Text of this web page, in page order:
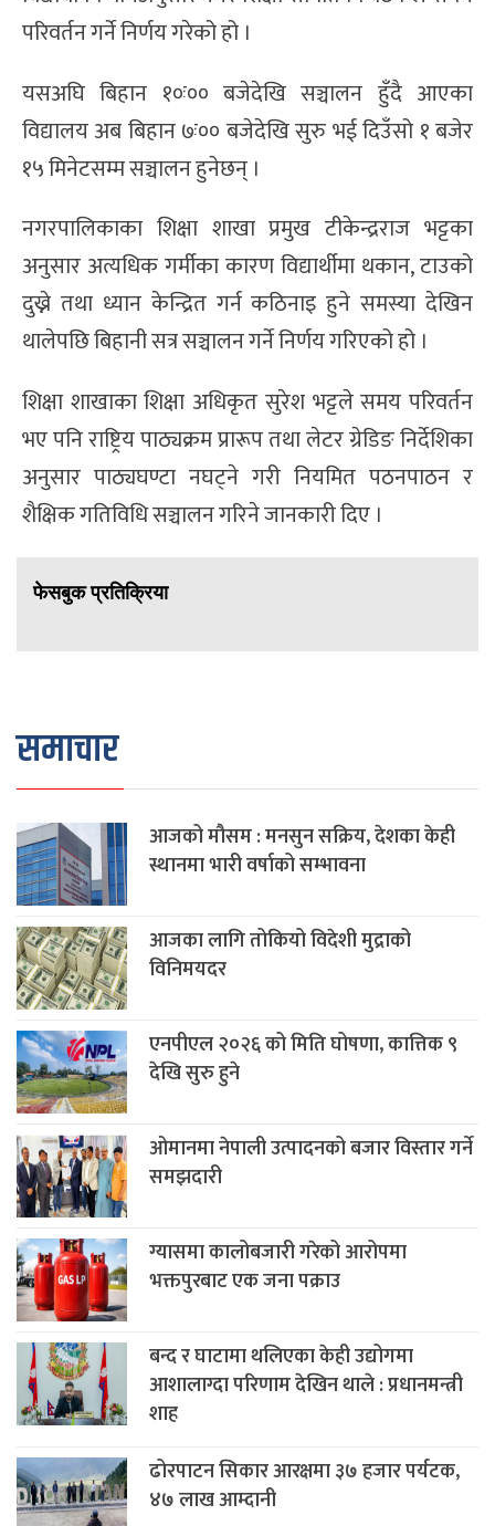
परिवर्तन गर्ने निर्णय गरेको हो ।
यसअघि बिहान १०ः०० बजेदेखि सञ्चालन हुँदै आएका
विद्यालय अब बिहान ७ः०० बजेदेखि सुरु भई दिउँसो १ बजेर
१५ मिनेटसम्म सञ्चालन हुनेछन् ।
नगरपालिकाका शिक्षा शाखा प्रमुख टीकेन्द्रराज भट्टका
अनुसार अत्यधिक गर्मीका कारण विद्यार्थीमा थकान, टाउको
दुख्ने तथा ध्यान केन्द्रित गर्न कठिनाइ हुने समस्या देखिन
थालेपछि बिहानी सत्र सञ्चालन गर्ने निर्णय गरिएको हो ।
शिक्षा शाखाका शिक्षा अधिकृत सुरेश भट्टले समय परिवर्तन
भए पनि राष्ट्रिय पाठ्यक्रम प्रारूप तथा लेटर ग्रेडिङ निर्देशिका
अनुसार पाठ्यघण्टा नघट्ने गरी नियमित पठनपाठन र
शैक्षिक गतिविधि सञ्चालन गरिने जानकारी दिए ।
फेसबुक प्रतिक्रिया
समाचार
आजको मौसम : मनसुन सक्रिय, देशका केही
स्थानमा भारी वर्षाको सम्भावना
आजका लागि तोकियो विदेशी मुद्राको
विनिमयदर
एनपीएल २०२६ को मिति घोषणा, कात्तिक ९
देखि सुरु हुने
ओमानमा नेपाली उत्पादनको बजार विस्तार गर्ने
समझदारी
ग्यासमा कालोबजारी गरेको आरोपमा
भक्तपुरबाट एक जना पक्राउ
बन्द र घाटामा थलिएका केही उद्योगमा
आशालाग्दा परिणाम देखिन थाले : प्रधानमन्त्री
शाह
ढोरपाटन सिकार आरक्षमा ३७ हजार पर्यटक,
४७ लाख आम्दानी